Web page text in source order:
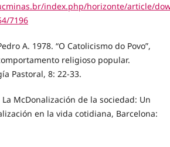
index.php/horizonte/article/
7196
A. 1978. “O Catolicismo do Povo”,
religioso popular.
Pastoral, 8: 22-33.
La McDonalización de la sociedad: Un
en la vida cotidiana, Barcelona: